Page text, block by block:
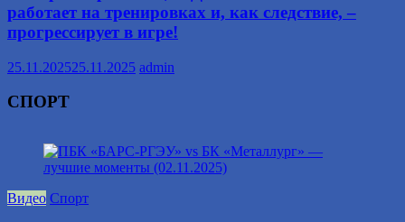
работает на тренировках и, как следствие, –
прогрессирует в игре!
25.11.202525.11.2025 admin
СПОРТ
Видео Спорт